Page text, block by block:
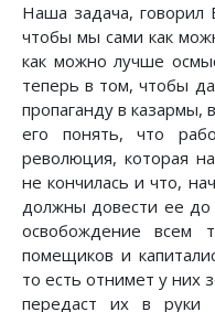
Наша задача,
чтобы мы сами как
как можно лучше
теперь в том, чтобы
пропаганду в казармы,
его понять, что
революция, которая
не кончилась и что,
должны довести ее до
освобождение всем
помещиков и
то есть отнимет у них
передаст их в руки